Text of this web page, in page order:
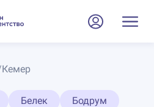
Кемер
Белек
Бодрум